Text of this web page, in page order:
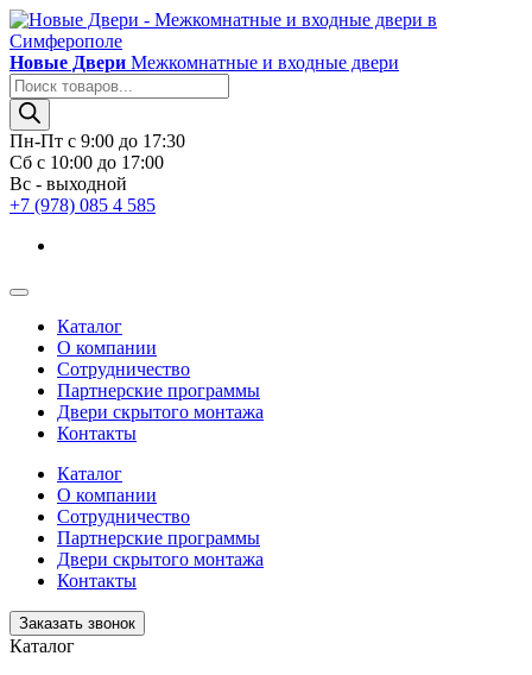
Новые Двери Межкомнатные и входные двери
Поиск
товаров
Пн-Пт с 9:00 до 17:30
Сб с 10:00 до 17:00
Вс - выходной
+7 (978) 085 4 585
Каталог
О компании
Сотрудничество
Партнерские программы
Двери скрытого монтажа
Контакты
Каталог
О компании
Сотрудничество
Партнерские программы
Двери скрытого монтажа
Контакты
Заказать звонок
Каталог